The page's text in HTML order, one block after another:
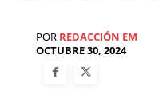
POR REDACCIÓN EM
OCTUBRE 30, 2024